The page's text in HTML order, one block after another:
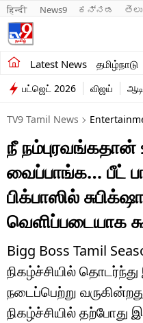
हिन्दी News9 ಕನ್ನಡ
Latest News தமிழ்நாடு
சமீபத்திய செய்திகள்
தமிழ்நாடு
இந்தியா
உலகம்
விளையாட்டு
பொழுதுபோக்கு
லைஃப்ஸ்டைல்
வணிகம்
டெக்னாலஜி
பட்ஜெட் 2026 விஜய்
TV9 Tamil News
நீ நம்புரவங்கதான்
வைப்பாங்க… பீட்
பிக்பாஸில்
வெளிப்படையாக
Bigg Boss Tamil
நிகழ்ச்சியில்
நடைப்பெற்று
நிகழ்ச்சியில் தற்போது